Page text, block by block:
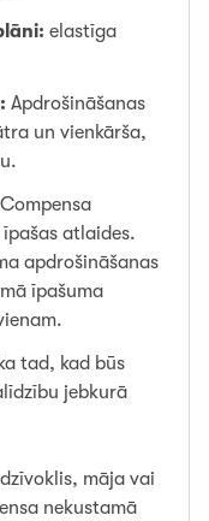
elastīga
Apdrošināšanas
un vienkārša,
Compensa
atlaides.
apdrošināšanas
īpašuma
tad, kad būs
jebkurā
māja vai
nekustamā